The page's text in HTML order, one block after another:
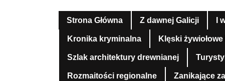
Strona Główna Z dawnej Galicji I
Kronika kryminalna Klęski
Szlak architektury drewnianej
Rozmaitości regionalne Zanikające